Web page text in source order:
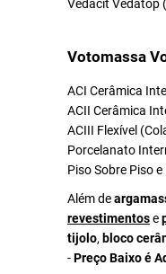
Vedacit Vedatop
Votomassa
ACI Cerâmica
ACII Cerâmica
ACIII Flexível
Porcelanato
Piso Sobre Piso
Além de
revestimentose
tijolo, bloco
-Preço Baixo é